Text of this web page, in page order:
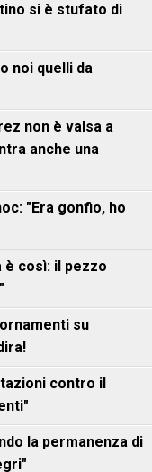
si è stufato di
noi quelli da
non è valsa a
anche una
"Era gonfio, ho
è così: il pezzo
su
contro il
la permanenza di